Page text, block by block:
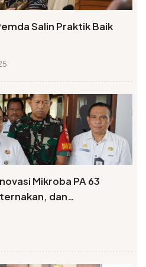
Salin Praktik Baik
Mikroba PA 63
dan